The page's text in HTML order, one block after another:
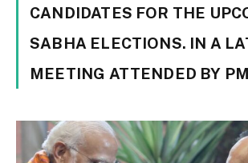
CANDIDATES FOR THE
SABHA ELECTIONS. IN A
MEETING ATTENDED BY